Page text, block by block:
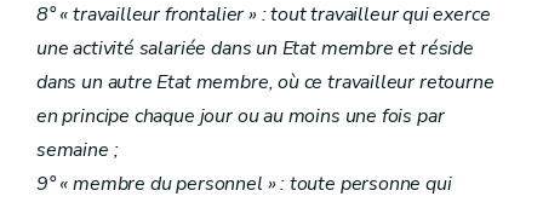
8° « travailleur frontalier » : tout travailleur qui exerce
une activité salariée dans un Etat membre et réside
dans un autre Etat membre, où ce travailleur retourne
en principe chaque jour ou au moins une fois par
semaine ;
9° « membre du personnel » : toute personne qui